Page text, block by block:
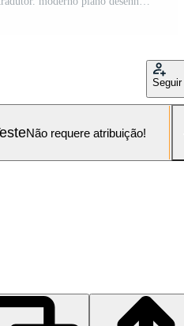
Seguir
Não requere atribuição!